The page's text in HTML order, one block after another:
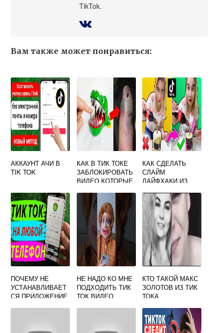
TikTok.
Вам также может понравиться:
АККАУНТ АЧИ В
TIK TOK
КАК В ТИК ТОКЕ
ЗАБЛОКИРОВАТЬ
ВИДЕО КОТОРЫЕ
КАК СДЕЛАТЬ
СЛАЙМ
ЛАЙФХАКИ ИЗ
ПОЧЕМУ НЕ
УСТАНАВЛИВАЕТ
СЯ ПРИЛОЖЕНИЕ
НЕ НАДО КО МНЕ
ПОДХОДИТЬ ТИК
ТОК ВИДЕО
КТО ТАКОЙ МАКС
ЗОЛОТОВ ИЗ ТИК
ТОКА